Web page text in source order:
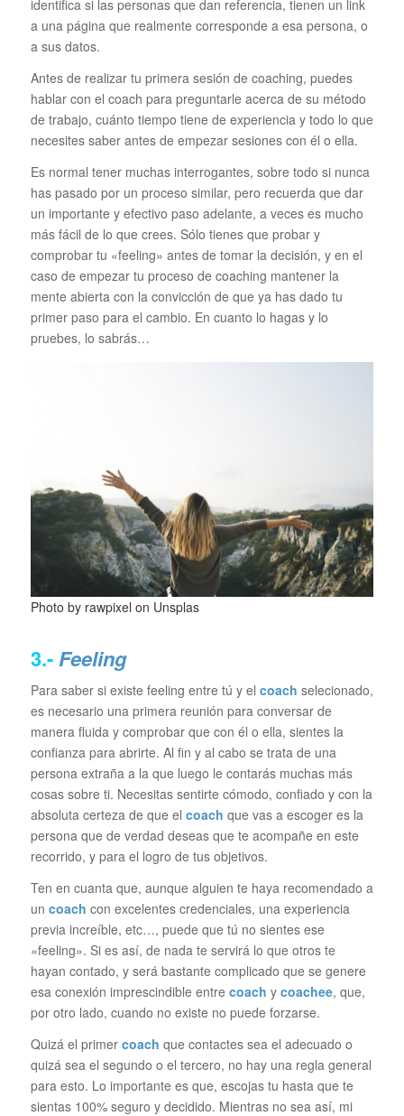
identifica si las personas que dan referencia, tienen un link
a una página que realmente corresponde a esa persona, o
a sus datos.
Antes de realizar tu primera sesión de coaching, puedes
hablar con el coach para preguntarle acerca de su método
de trabajo, cuánto tiempo tiene de experiencia y todo lo que
necesites saber antes de empezar sesiones con él o ella.
Es normal tener muchas interrogantes, sobre todo si nunca
has pasado por un proceso similar, pero recuerda que dar
un importante y efectivo paso adelante, a veces es mucho
más fácil de lo que crees. Sólo tienes que probar y
comprobar tu «feeling» antes de tomar la decisión, y en el
caso de empezar tu proceso de coaching mantener la
mente abierta con la convicción de que ya has dado tu
primer paso para el cambio. En cuanto lo hagas y lo
pruebes, lo sabrás…
Photo by rawpixel on Unsplas
3.-Feeling
Para saber si existe feeling entre tú y el coach selecionado,
es necesario una primera reunión para conversar de
manera fluida y comprobar que con él o ella, sientes la
confianza para abrirte. Al fin y al cabo se trata de una
persona extraña a la que luego le contarás muchas más
cosas sobre ti. Necesitas sentirte cómodo, confiado y con la
absoluta certeza de que el coach que vas a escoger es la
persona que de verdad deseas que te acompañe en este
recorrido, y para el logro de tus objetivos.
Ten en cuanta que, aunque alguien te haya recomendado a
un coach con excelentes credenciales, una experiencia
previa increíble, etc…, puede que tú no sientes ese
«feeling». Si es así, de nada te servirá lo que otros te
hayan contado, y será bastante complicado que se genere
esa conexión imprescindible entre coach y coachee, que,
por otro lado, cuando no existe no puede forzarse.
Quizá el primer coach que contactes sea el adecuado o
quizá sea el segundo o el tercero, no hay una regla general
para esto. Lo importante es que, escojas tu hasta que te
sientas 100% seguro y decidido. Mientras no sea así, mi